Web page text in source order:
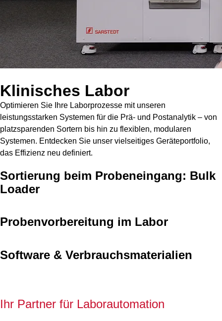
Klinisches Labor
Optimieren Sie Ihre Laborprozesse mit unseren
leistungsstarken Systemen für die Prä- und Postanalytik – von
platzsparenden Sortern bis hin zu flexiblen, modularen
Systemen. Entdecken Sie unser vielseitiges Geräteportfolio,
das Effizienz neu definiert.
Sortierung beim Probeneingang: Bulk
Loader
Probenvorbereitung im Labor
Software & Verbrauchsmaterialien
Ihr Partner für Laborautomation